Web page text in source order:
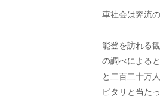
車社会は奔流
能登を訪れる
の調べによる
と二百二十万
ピタリと当たっ